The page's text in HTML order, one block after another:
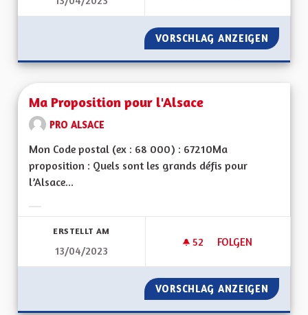
VORSCHLAG ANZEIGEN
Ma Proposition pour l'Alsace
PRO ALSACE
Mon Code postal (ex : 68 000) : 67210Ma
proposition : Quels sont les grands défis pour
l’Alsace...
ERSTELLT AM
13/04/2023
52 52 FOLLOWER
FOLGEN
MA PROPOSITION
VORSCHLAG ANZEIGEN MA